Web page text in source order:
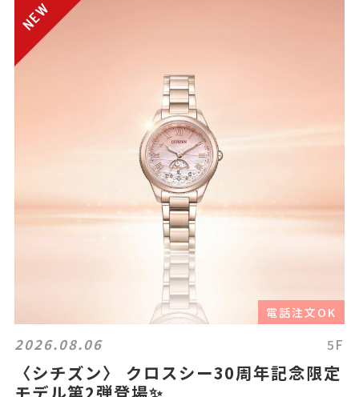
電話注文OK
2026.08.06 5F
〈シチズン〉 クロスシー30周年記念限定